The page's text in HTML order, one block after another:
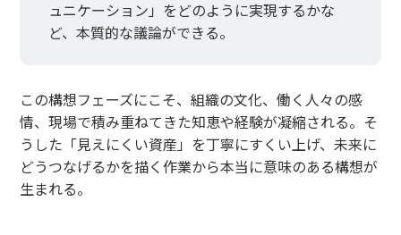
ュニケーション」をどのように実現するかな
ど、本質的な議論ができる。
この構想フェーズにこそ、組織の文化、働く人々の感
情、現場で積み重ねてきた知恵や経験が凝縮される。そ
うした「見えにくい資産」を丁寧にすくい上げ、未来に
どうつなげるかを描く作業から本当に意味のある構想が
生まれる。